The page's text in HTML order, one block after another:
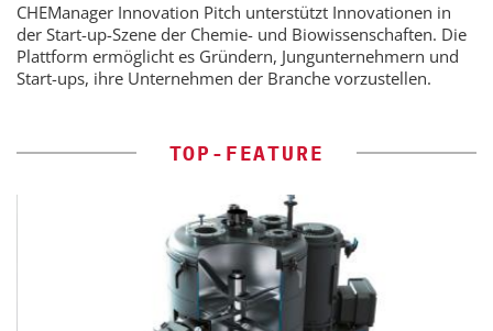
CHEManager Innovation Pitch unterstützt Innovationen in
der Start-up-Szene der Chemie- und Biowissenschaften. Die
Plattform ermöglicht es Gründern, Jungunternehmern und
Start-ups, ihre Unternehmen der Branche vorzustellen.
TOP-FEATURE